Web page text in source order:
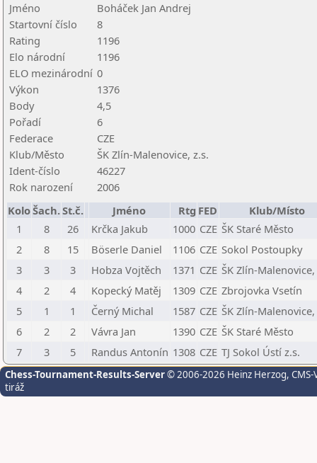
Jméno
Boháček Jan Andrej
Startovní číslo
8
Rating
1196
Elo národní
1196
ELO mezinárodní 0
Výkon
1376
Body
4,5
Pořadí
6
Federace
CZE
Klub/Město
ŠK Zlín-Malenovice, z.s.
Ident-číslo
46227
Rok narození
2006
KoloŠach.St.č. Jméno Rtg FED
Klub/Místo
1
8 26 Krčka Jakub 1000 CZE ŠK Staré Město
2
8 15 Böserle Daniel 1106 CZE Sokol Postoupky
3
3 3 Hobza Vojtěch 1371 CZE ŠK Zlín-Malenovice,
4
2 4 Kopecký Matěj 1309 CZE Zbrojovka Vsetín
5
1 1 Černý Michal 1587 CZE ŠK Zlín-Malenovice,
6
2 2 Vávra Jan 1390 CZE ŠK Staré Město
7
3 5 Randus Antonín 1308 CZE TJ Sokol Ústí z.s.
Chess-Tournament-Results-Server© 2006-2026 Heinz Herzog,
tiráž